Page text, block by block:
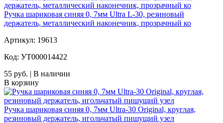
Ручка шариковая синяя 0, 7мм Ultra L-30, резиновый
держатель, металлический наконечник, прозрачный ко
Артикул: 19613
Код: УТ000014422
55 руб. | В наличии
В корзину
Ручка шариковая синяя 0, 7мм Ultra-30 Original, круглая,
резиновый держатель, игольчатый пишущий узел